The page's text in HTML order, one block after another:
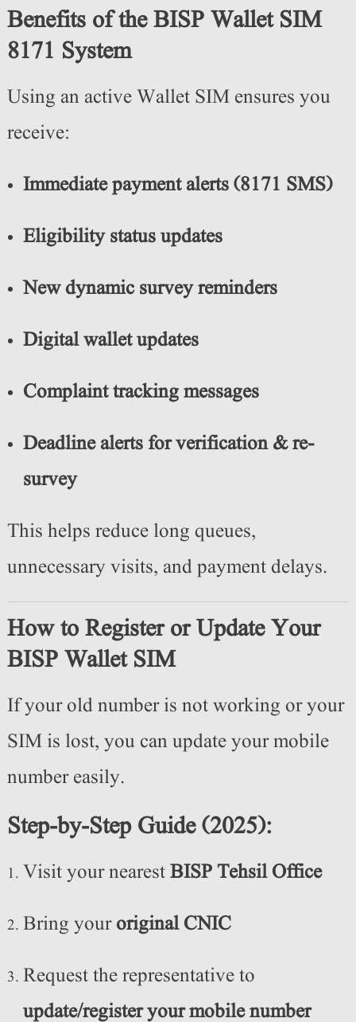
Benefits of the BISP Wallet SIM
8171 System
Using an active Wallet SIM ensures you
receive:
Immediate payment alerts (8171 SMS)
Eligibility status updates
New dynamic survey reminders
Digital wallet updates
Complaint tracking messages
Deadline alerts for verification & re-
survey
This helps reduce long queues,
unnecessary visits, and payment delays.
How to Register or Update Your
BISP Wallet SIM
If your old number is not working or your
SIM is lost, you can update your mobile
number easily.
Step-by-Step Guide (2025):
Visit your nearestBISP Tehsil Office
Bring youroriginal CNIC
Request the representative to
update/register your mobile number